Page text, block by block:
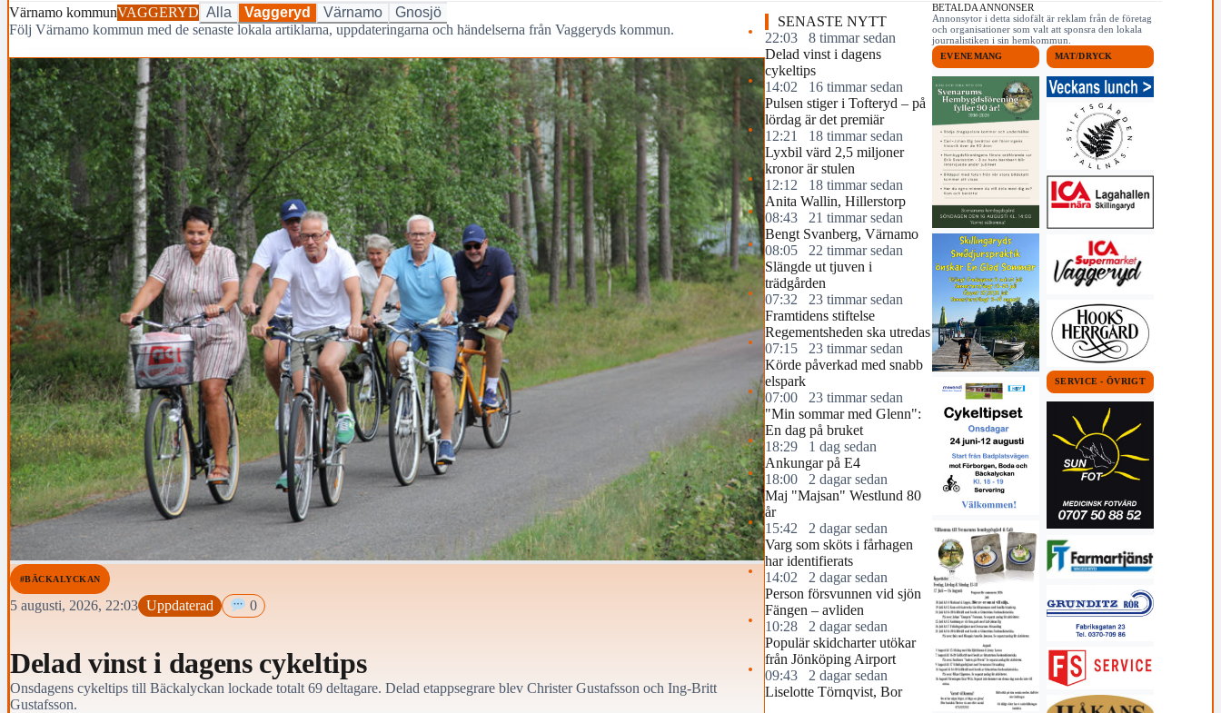
Värnamo kommunVAGGERYD Alla Vaggeryd Värnamo
Gnosjö
Följ Värnamo kommun med de senaste lokala artiklarna, uppdateringarna och händelserna från Vaggeryds kommun.
#BÄCKALYCKAN
5 augusti, 2026, 22:03 Uppdaterad 0
Delad vinst i dagens cykeltips
Onsdagens cykeltips till Bäckalyckan lockade totalt 69 deltagare. Delad etappsegrare blev Christer Gustafsson och Ing-Britt
Gustafsson.
SENASTE NYTT
22:03
8 timmar sedan
Delad vinst i dagens
cykeltips
14:02
16 timmar sedan
Pulsen stiger i Tofteryd – på
lördag är det premiär
12:21
18 timmar sedan
Lyxbil värd 2,5 miljoner
kronor är stulen
12:12
18 timmar sedan
Anita Wallin, Hillerstorp
08:43
21 timmar sedan
Bengt Svanberg, Värnamo
08:05
22 timmar sedan
Slängde ut tjuven i
trädgården
07:32
23 timmar sedan
Framtidens stiftelse
Regementsheden ska utredas
07:15
23 timmar sedan
Körde påverkad med snabb
elspark
07:00
23 timmar sedan
"Min sommar med Glenn":
En dag på bruket
18:29
1 dag sedan
Ankungar på E4
18:00
2 dagar sedan
Maj "Majsan" Westlund 80
år
15:42
2 dagar sedan
Varg som sköts i fårhagen
har identifierats
14:02
2 dagar sedan
Person försvunnen vid sjön
Fängen – avliden
10:28
2 dagar sedan
Populär skidcharter utökar
från Jönköping Airport
09:43
2 dagar sedan
Liselotte Törnqvist, Bor
BETALDA ANNONSER
Annonsytor i detta sidofält är reklam från de företag
och organisationer som valt att sponsra den lokala
journalistiken i sin hemkommun.
EVENEMANG MAT/DRYCK
SERVICE - ÖVRIGT